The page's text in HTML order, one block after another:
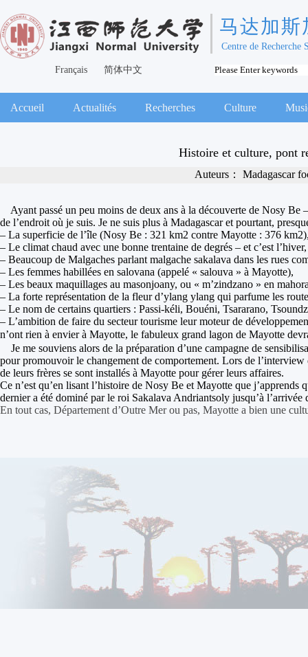
马达加斯
Centre de Recherche
Français 简体中文
Accueil Actualités Recherches Culture
Histoire et culture, pont
Auteurs： Madagascar
Ayant passé un peu moins de deux ans à la découverte de Nosy Be
de l’endroit où je suis. Je ne suis plus à Madagascar et pourtant,
– La superficie de l’île (Nosy Be : 321 km2 contre Mayotte : 376
– Le climat chaud avec une bonne trentaine de degrés – et c’est l’hiver,
– Beaucoup de Malgaches parlant malgache sakalava dans les rues
– Les femmes habillées en salovana (appelé « salouva » à Mayotte),
– Les beaux maquillages au masonjoany, ou « m’zindzano » en
– La forte représentation de la fleur d’ylang ylang qui parfume les
– Le nom de certains quartiers : Passi-kéli, Bouéni, Tsararano,
– L’ambition de faire du secteur tourisme leur moteur de
n’ont rien à envier à Mayotte, le fabuleux grand lagon de Mayotte
Je me souviens alors de la préparation d’une campagne de
pour promouvoir le changement de comportement. Lors de
de leurs frères se sont installés à Mayotte pour gérer leurs affaires.
Ce n’est qu’en lisant l’histoire de Nosy Be et Mayotte que
dernier a été dominé par le roi Sakalava Andriantsoly jusqu’à l’arrivée
En tout cas, Département d’Outre Mer ou pas, Mayotte a bien une